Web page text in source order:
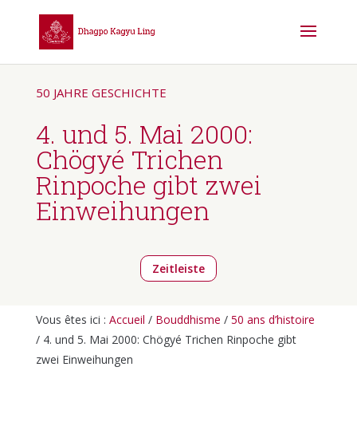
50 JAHRE GESCHICHTE
4. und 5. Mai 2000:
Chögyé Trichen
Rinpoche gibt zwei
Einweihungen
Zeitleiste
Vous êtes ici : Accueil / Bouddhisme / 50 ans d’histoire
/ 4. und 5. Mai 2000: Chögyé Trichen Rinpoche gibt
zwei Einweihungen